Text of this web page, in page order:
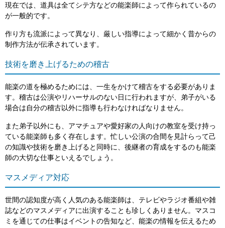
現在では、道具は全てシテ方などの能楽師によって作られているの
が一般的です。
作り方も流派によって異なり、厳しい指導によって細かく昔からの
制作方法が伝承されています。
技術を磨き上げるための稽古
能楽の道を極めるためには、一生をかけて稽古をする必要がありま
す。稽古は公演やリハーサルのない日に行われますが、弟子がいる
場合は自分の稽古以外に指導も行わなければなりません。
また弟子以外にも、アマチュアや愛好家の人向けの教室を受け持っ
ている能楽師も多く存在します。忙しい公演の合間を見計らって己
の知識や技術を磨き上げると同時に、後継者の育成をするのも能楽
師の大切な仕事といえるでしょう。
マスメディア対応
世間の認知度が高く人気のある能楽師は、テレビやラジオ番組や雑
誌などのマスメディアに出演することも珍しくありません。マスコ
ミを通じての仕事はイベントの告知など、能楽の情報を伝えるため